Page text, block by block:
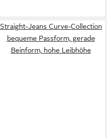
Straight-Jeans Curve-Collection
bequeme Passform, gerade
Beinform, hohe Leibhöhe